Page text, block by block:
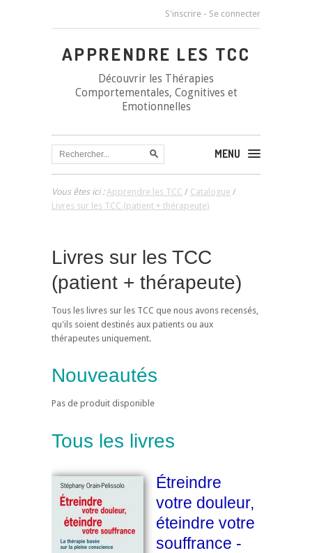
S'inscrire - Se connecter
APPRENDRE LES TCC
Découvrir les Thérapies
Comportementales, Cognitives et
Emotionnelles
MENU
Vous êtes ici :Apprendre les TCC / Catalogue /
Livres sur les TCC (patient + thérapeute)
Livres sur les TCC
(patient + thérapeute)
Tous les livres sur les TCC que nous avons recensés,
qu'ils soient destinés aux patients ou aux
thérapeutes uniquement.
Nouveautés
Pas de produit disponible
Tous les livres
Étreindre
votre douleur,
éteindre votre
souffrance -